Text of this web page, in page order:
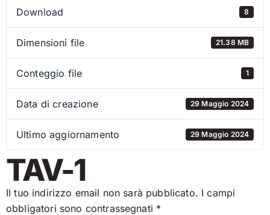
Download 8
Dimensioni file 21.38 MB
Conteggio file 1
Data di creazione 29 Maggio 2024
Ultimo aggiornamento 29 Maggio 2024
TAV-1
Il tuo indirizzo email non sarà pubblicato. I campi
obbligatori sono contrassegnati *